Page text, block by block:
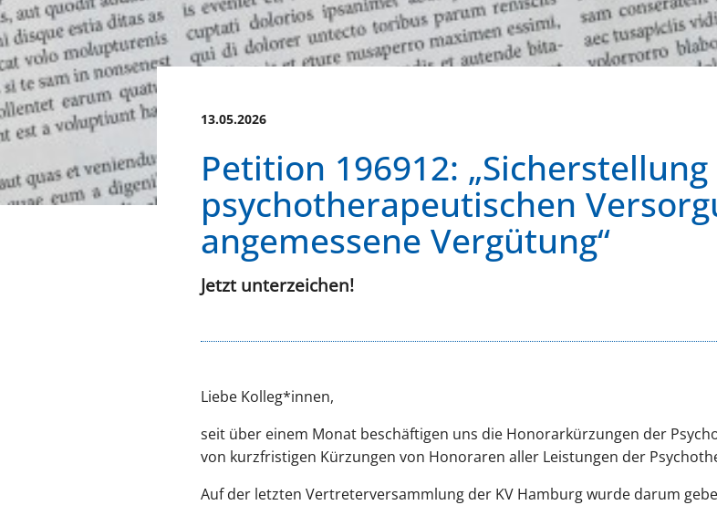
13.05.2026
Petition 196912:
psychotherapeutischen
angemessene Vergütung“
Jetzt unterzeichen!
Liebe Kolleg*innen,
seit über einem Monat beschäftigen uns die Honorarkürzungen der
von kurzfristigen Kürzungen von Honoraren aller Leistungen der
Auf der letzten Vertreterversammlung der KV Hamburg wurde darum